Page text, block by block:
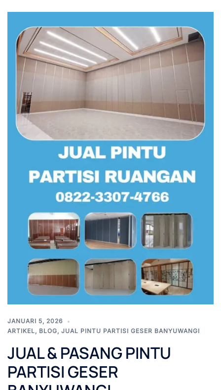
JANUARI 5, 2026
ARTIKEL, BLOG, JUAL PINTU PARTISI GESER BANYUWANGI
JUAL & PASANG PINTU
PARTISI GESER